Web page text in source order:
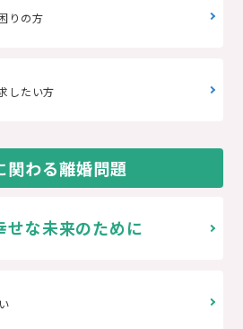
りの方
したい方
関わる離婚問題
せな未来のために